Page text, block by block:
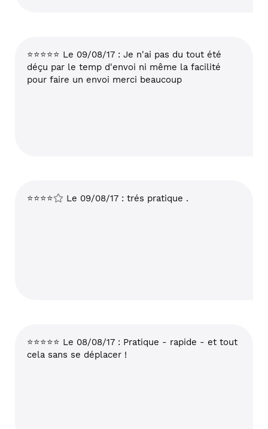
⭐⭐⭐⭐⭐ Le 09/08/17 : Je n'ai pas du tout été
déçu par le temp d'envoi ni même la facilité
pour faire un envoi merci beaucoup
⭐⭐⭐⭐ Le 09/08/17 : trés pratique .
⭐⭐⭐⭐⭐ Le 08/08/17 : Pratique - rapide - et tout
cela sans se déplacer !